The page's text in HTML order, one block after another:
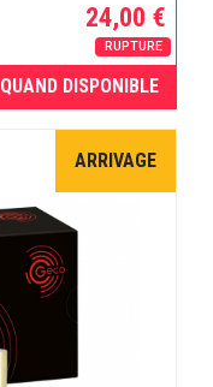
24,00 €
RUPTURE
DISPONIBLE
ARRIVAGE